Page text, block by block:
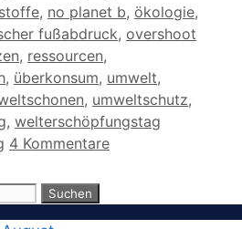
, no planet b, ökologie,
fußabdruck, overshoot
, ressourcen,
, überkonsum, umwelt,
, umweltschutz,
, welterschöpfungstag
4 Kommentare